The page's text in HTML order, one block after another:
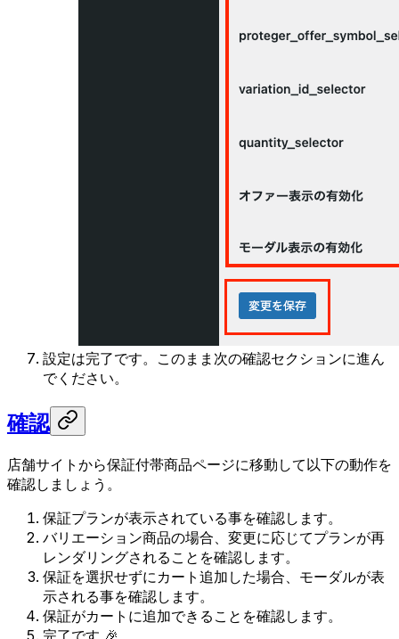
設定は完了です。このまま次の確認セクションに進ん
でください。
確認
店舗サイトから保証付帯商品ページに移動して以下の動作を
確認しましょう。
保証プランが表示されている事を確認します。
バリエーション商品の場合、変更に応じてプランが再
レンダリングされることを確認します。
保証を選択せずにカート追加した場合、モーダルが表
示される事を確認します。
保証がカートに追加できることを確認します。